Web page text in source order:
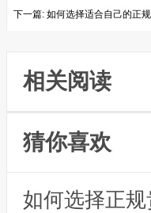
下一篇: 如何选择适合自己的正
相关阅读
猜你喜欢
如何选择正规